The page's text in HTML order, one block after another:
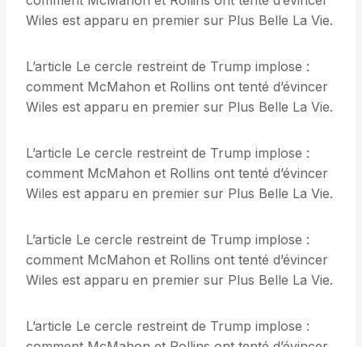
Wiles est apparu en premier sur Plus Belle La Vie.
L’article Le cercle restreint de Trump implose :
comment McMahon et Rollins ont tenté d’évincer
Wiles est apparu en premier sur Plus Belle La Vie.
L’article Le cercle restreint de Trump implose :
comment McMahon et Rollins ont tenté d’évincer
Wiles est apparu en premier sur Plus Belle La Vie.
L’article Le cercle restreint de Trump implose :
comment McMahon et Rollins ont tenté d’évincer
Wiles est apparu en premier sur Plus Belle La Vie.
L’article Le cercle restreint de Trump implose :